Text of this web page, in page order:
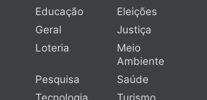
Educação
Eleições
Geral
Justiça
Loteria
Meio
Ambiente
Pesquisa
Saúde
Tecnologia
Turismo